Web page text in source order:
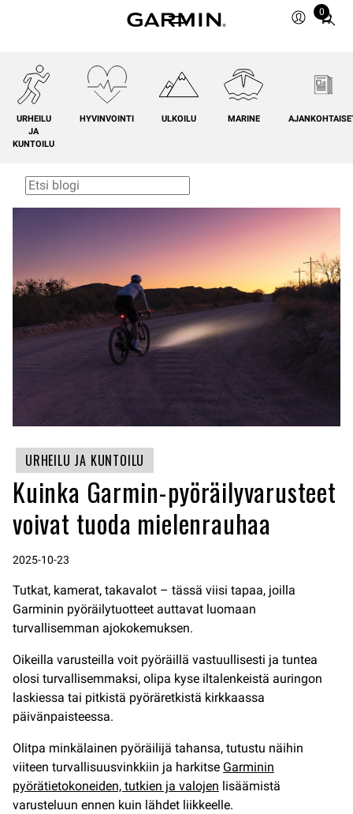
0
Total
0
URHEILU
JA
KUNTOILU
HYVINVOINTI ULKOILU MARINE
URHEILU JA KUNTOILU
Kuinka Garmin-pyöräilyvarusteet
voivat tuoda mielenrauhaa
2025-10-23
Tutkat, kamerat, takavalot – tässä viisi tapaa, joilla
Garminin pyöräilytuotteet auttavat luomaan
turvallisemman ajokokemuksen.
Oikeilla varusteilla voit pyöräillä vastuullisesti ja tuntea
olosi turvallisemmaksi, olipa kyse iltalenkeistä auringon
laskiessa tai pitkistä pyöräretkistä kirkkaassa
päivänpaisteessa.
Olitpa minkälainen pyöräilijä tahansa, tutustu näihin
viiteen turvallisuusvinkkiin ja harkitse Garminin
pyörätietokoneiden, tutkien ja valojen lisäämistä
varusteluun ennen kuin lähdet liikkeelle.